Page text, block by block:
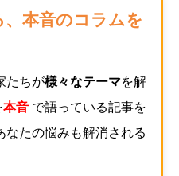
、本音のコラムを
たちが様々なテーマを解
本音 で語っている記事を
なたの悩みも解消される